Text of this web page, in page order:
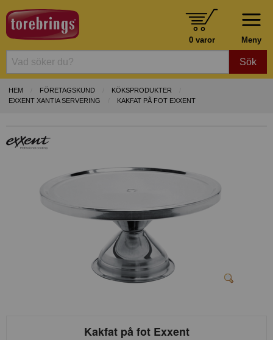
Meny
0 varor
Sök
HEM FÖRETAGSKUND
KÖKSPRODUKTER
EXXENT XANTIA SERVERING
KAKFAT PÅ FOT EXXENT
Kakfat på fot Exxent